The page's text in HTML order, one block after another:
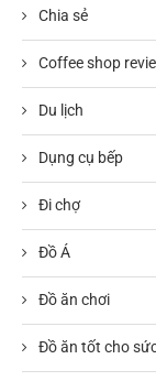
Chia sẻ
Coffee shop
Du lịch
Dụng cụ bếp
Đi chợ
Đồ Á
Đồ ăn chơi
Đồ ăn tốt cho